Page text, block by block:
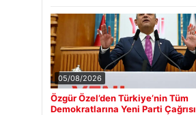
05/08/2026
Özgür Özel’den Türkiye’nin Tüm
Demokratlarına Yeni Parti Çağrısı